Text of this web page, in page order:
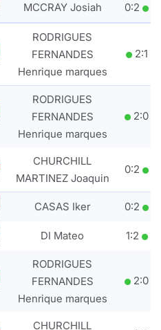
MCCRAY Josiah 0:2
RODRIGUES
FERNANDES
Henrique marques
2:1
RODRIGUES
FERNANDES
Henrique marques
2:0
CHURCHILL
MARTINEZ Joaquin
0:2
CASAS Iker 0:2
DI Mateo 1:2
RODRIGUES
FERNANDES
Henrique marques
2:0
CHURCHILL